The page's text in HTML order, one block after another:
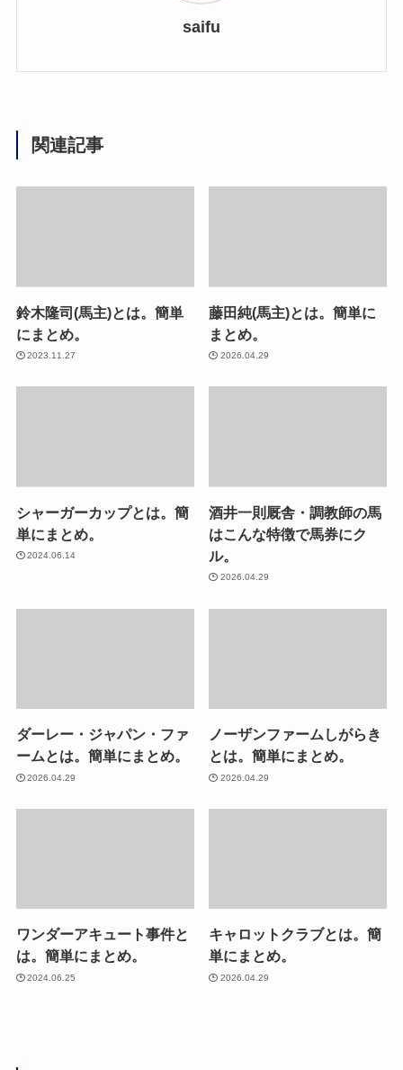
saifu
関連記事
鈴木隆司(馬主)とは。簡単
にまとめ。
2023.11.27
藤田純(馬主)とは。簡単に
まとめ。
2026.04.29
シャーガーカップとは。簡
単にまとめ。
2024.06.14
酒井一則厩舎・調教師の馬
はこんな特徴で馬券にク
ル。
2026.04.29
ダーレー・ジャパン・ファ
ームとは。簡単にまとめ。
2026.04.29
ノーザンファームしがらき
とは。簡単にまとめ。
2026.04.29
ワンダーアキュート事件と
は。簡単にまとめ。
2024.06.25
キャロットクラブとは。簡
単にまとめ。
2026.04.29